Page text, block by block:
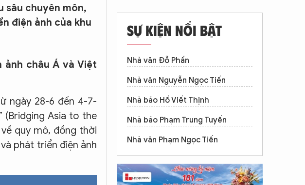
sâu chuyên môn,
điện ảnh của khu
châu Á và Việt
ngày 28-6 đến 4-7-
(Bridging Asia to the
quy mô, đồng thời
phát triển điện ảnh
SỰ KIỆN NỔI BẬT
Nhà văn Đỗ Phấn
Nhà văn Nguyễn Ngọc Tiến
Nhà báo Hồ Viết Thịnh
Nhà báo Phạm Trung Tuyến
Nhà văn Phạm Ngọc Tiến